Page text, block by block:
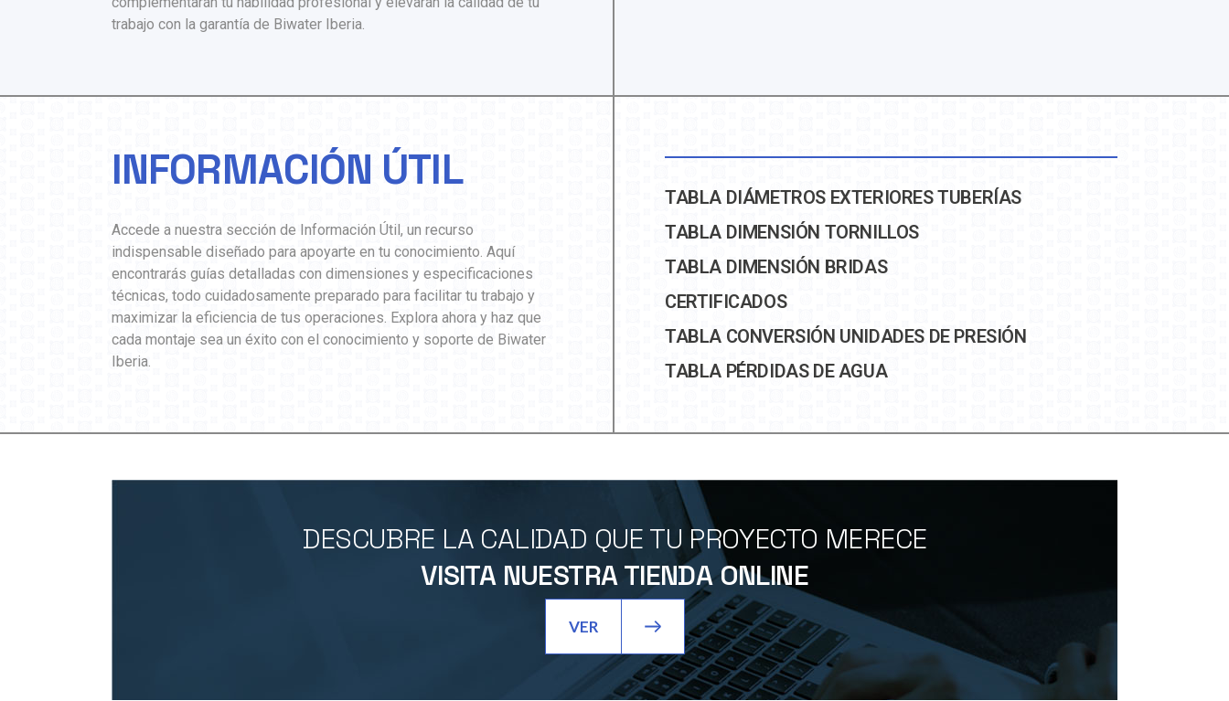
trabajo con la garantía de Biwater Iberia.
INFORMACIÓN ÚTIL
Accede a nuestra sección de Información Útil, un recurso
indispensable diseñado para apoyarte en tu conocimiento. Aquí
encontrarás guías detalladas con dimensiones y especificaciones
técnicas, todo cuidadosamente preparado para facilitar tu trabajo y
maximizar la eficiencia de tus operaciones. Explora ahora y haz que
cada montaje sea un éxito con el conocimiento y soporte de Biwater
Iberia.
TABLA DIÁMETROS EXTERIORES TUBERÍAS
TABLA DIMENSIÓN TORNILLOS
TABLA DIMENSIÓN BRIDAS
CERTIFICADOS
TABLA CONVERSIÓN UNIDADES DE PRESIÓN
TABLA PÉRDIDAS DE AGUA
DESCUBRE LA CALIDAD QUE TU PROYECTO MERECE
VISITA NUESTRA TIENDA ONLINE
VER